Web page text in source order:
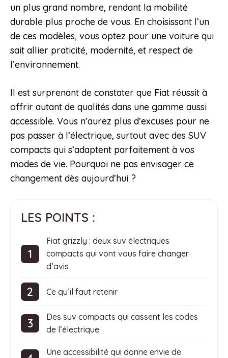
un plus grand nombre, rendant la mobilité
durable plus proche de vous. En choisissant l’un
de ces modèles, vous optez pour une voiture qui
sait allier praticité, modernité, et respect de
l’environnement.
Il est surprenant de constater que Fiat réussit à
offrir autant de qualités dans une gamme aussi
accessible. Vous n’aurez plus d’excuses pour ne
pas passer à l’électrique, surtout avec des SUV
compacts qui s’adaptent parfaitement à vos
modes de vie. Pourquoi ne pas envisager ce
changement dès aujourd’hui ?
LES POINTS :
Fiat grizzly : deux suv électriques
compacts qui vont vous faire changer
d’avis
Ce qu’il faut retenir
Des suv compacts qui cassent les codes
de l’électrique
Une accessibilité qui donne envie de